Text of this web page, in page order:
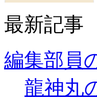
最新記事
編集部員
龍神丸